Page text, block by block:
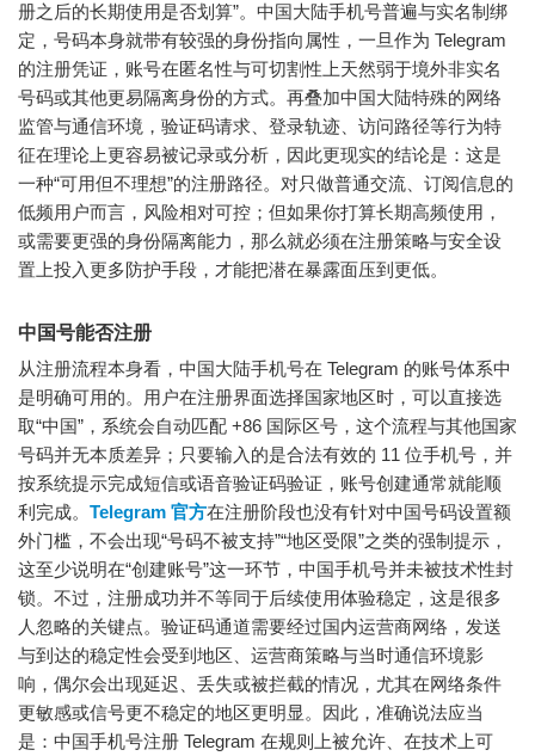
册之后的长期使用是否划算”。中国大陆手机号普遍与实名制绑
定，号码本身就带有较强的身份指向属性，一旦作为 Telegram
的注册凭证，账号在匿名性与可切割性上天然弱于境外非实名
号码或其他更易隔离身份的方式。再叠加中国大陆特殊的网络
监管与通信环境，验证码请求、登录轨迹、访问路径等行为特
征在理论上更容易被记录或分析，因此更现实的结论是：这是
一种“可用但不理想”的注册路径。对只做普通交流、订阅信息的
低频用户而言，风险相对可控；但如果你打算长期高频使用，
或需要更强的身份隔离能力，那么就必须在注册策略与安全设
置上投入更多防护手段，才能把潜在暴露面压到更低。
中国号能否注册
从注册流程本身看，中国大陆手机号在 Telegram 的账号体系中
是明确可用的。用户在注册界面选择国家地区时，可以直接选
取“中国”，系统会自动匹配 +86 国际区号，这个流程与其他国家
号码并无本质差异；只要输入的是合法有效的 11 位手机号，并
按系统提示完成短信或语音验证码验证，账号创建通常就能顺
利完成。 Telegram 官方在注册阶段也没有针对中国号码设置额
外门槛，不会出现“号码不被支持”“地区受限”之类的强制提示，
这至少说明在“创建账号”这一环节，中国手机号并未被技术性封
锁。不过，注册成功并不等同于后续使用体验稳定，这是很多
人忽略的关键点。验证码通道需要经过国内运营商网络，发送
与到达的稳定性会受到地区、运营商策略与当时通信环境影
响，偶尔会出现延迟、丢失或被拦截的情况，尤其在网络条件
更敏感或信号更不稳定的地区更明显。因此，准确说法应当
是：中国手机号注册 Telegram 在规则上被允许、在技术上可